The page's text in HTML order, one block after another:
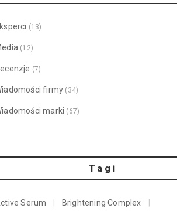
(13)
(12)
(7)
firmy (34)
marki (67)
Tagi
Serum Brightening Complex